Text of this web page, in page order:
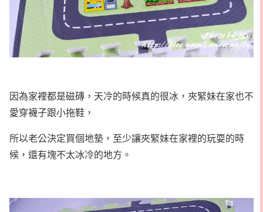
因為家裡都是磁磚，天冷的時候真的很冰，夾緊妹在家也不
愛穿襪子跟小拖鞋，
所以老公決定買個地墊，至少讓夾緊妹在家裡的玩耍的時
候，還有塊不太冰冷的地方。